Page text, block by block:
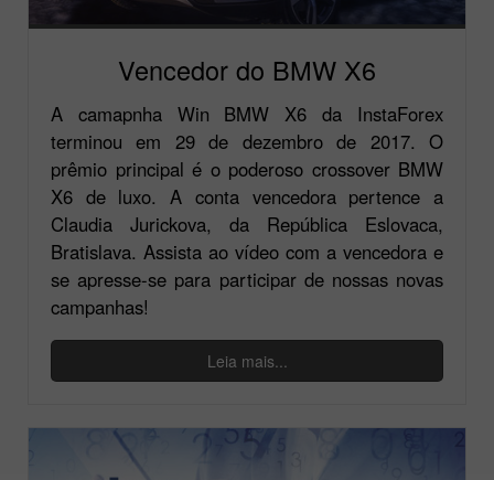
Vencedor do BMW X6
A camapnha Win BMW X6 da InstaForex
terminou em 29 de dezembro de 2017. O
prêmio principal é o poderoso crossover BMW
X6 de luxo. A conta vencedora pertence a
Claudia Jurickova, da República Eslovaca,
Bratislava. Assista ao vídeo com a vencedora e
se apresse-se para participar de nossas novas
campanhas!
Leia mais...